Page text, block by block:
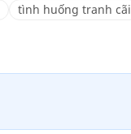
tình huống tranh cãi